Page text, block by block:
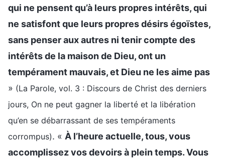
qui ne pensent qu’à leurs propres intérêts, qui
ne satisfont que leurs propres désirs égoïstes,
sans penser aux autres ni tenir compte des
intérêts de la maison de Dieu, ont un
tempérament mauvais, et Dieu ne les aime pas
» (La Parole, vol. 3 : Discours de Christ des derniers
jours, On ne peut gagner la liberté et la libération
qu’en se débarrassant de ses tempéraments
corrompus). « À l’heure actuelle, tous, vous
accomplissez vos devoirs à plein temps. Vous